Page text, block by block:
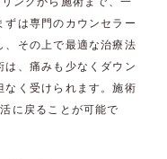
ずは専門のカウンセラー
、その上で最適な治療法
は、痛みも少なくダウン
なく受けられます。施術
に戻ることが可能で